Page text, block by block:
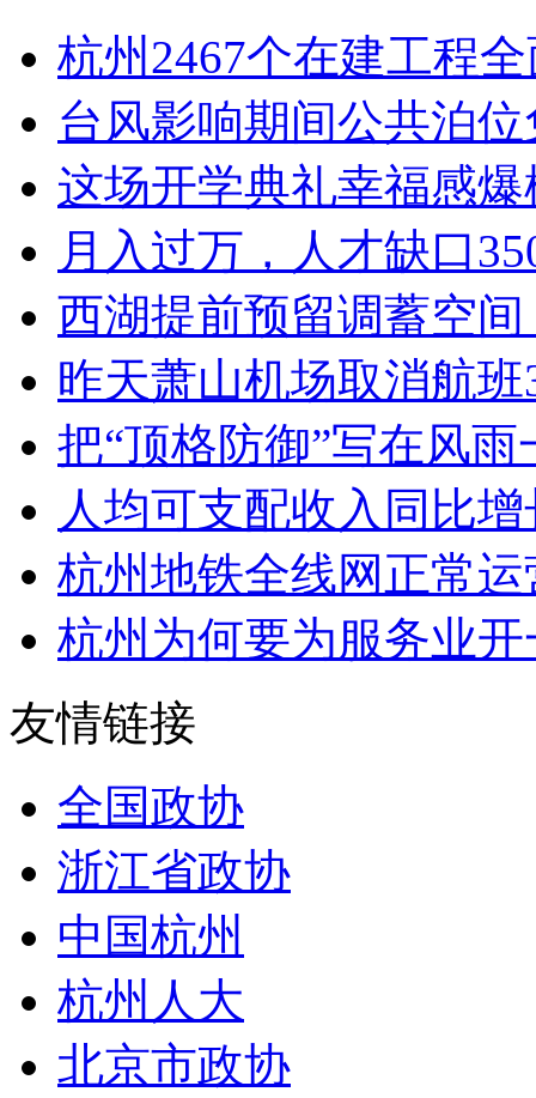
杭州2467个在建工程
台风影响期间公共泊
这场开学典礼幸福感
月入过万，人才缺口
西湖提前预留调蓄空
昨天萧山机场取消航班
把“顶格防御”写在风
人均可支配收入同比增
杭州地铁全线网正常
杭州为何要为服务业
友情链接
全国政协
浙江省政协
中国杭州
杭州人大
北京市政协